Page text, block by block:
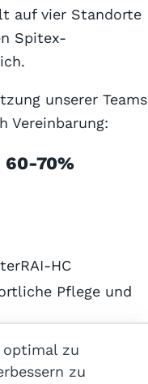
auf vier Standorte
Spitex-
unserer Teams
Vereinbarung:
60-70%
HC
Pflege und
und des
optimal zu
zu